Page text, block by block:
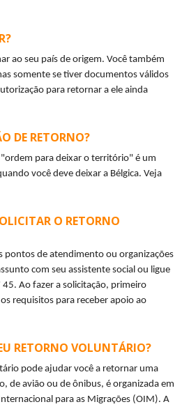
ao seu país de origem. Você também
somente se tiver documentos válidos
para retornar a ele ainda
DE RETORNO?
para deixar o território" é um
você deve deixar a Bélgica. Veja
O RETORNO
pontos de atendimento ou organizações
com seu assistente social ou ligue
Ao fazer a solicitação, primeiro
requisitos para receber apoio ao
RETORNO VOLUNTÁRIO?
pode ajudar você a retornar uma
de avião ou de ônibus, é organizada em
para as Migrações (OIM). A